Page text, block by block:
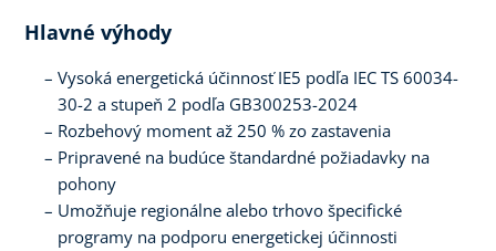
Hlavné výhody
Vysoká energetická účinnosť IE5 podľa IEC TS 60034-
30-2 a stupeň 2 podľa GB300253-2024
Rozbehový moment až 250 % zo zastavenia
Pripravené na budúce štandardné požiadavky na
pohony
Umožňuje regionálne alebo trhovo špecifické
programy na podporu energetickej účinnosti